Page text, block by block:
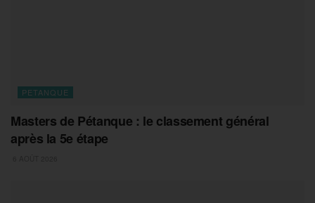
PETANQUE
Masters de Pétanque : le classement général
après la 5e étape